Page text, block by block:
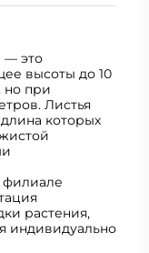
— это
высоты до 10
но при
Листья
которых
филиале
растения,
индивидуально